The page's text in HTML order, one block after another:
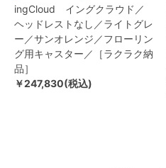
ingCloud イングクラウド／
ヘッドレストなし／ライトグレ
ー／サンオレンジ／フローリン
グ用キャスター／［ラクラク納
品］
￥247,830(税込)